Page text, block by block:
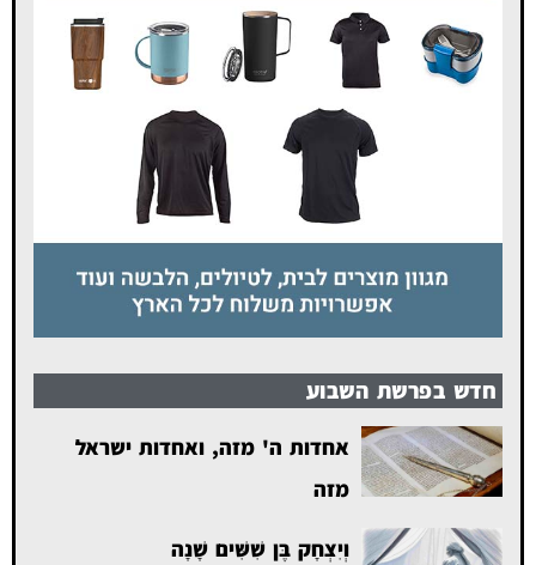
חדש בפרשת השבוע
אחדות ה' מזה, ואחדות ישראל
מזה
וְיִצְחָק בֶּן שִׁשִּׁים שָׁנָה